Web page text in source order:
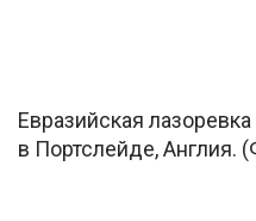
Евразийская
в Портслейде, Англия.